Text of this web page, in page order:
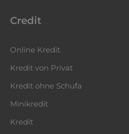
Credit
Online Kredit
Kredit von Privat
Kredit ohne Schufa
Minikredit
Kredit